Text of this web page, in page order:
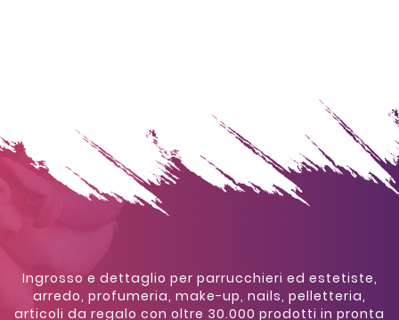
Ingrosso e dettaglio per parrucchieri ed estetiste,
arredo, profumeria, make-up, nails, pelletteria,
articoli da regalo con oltre 30.000 prodotti in pronta